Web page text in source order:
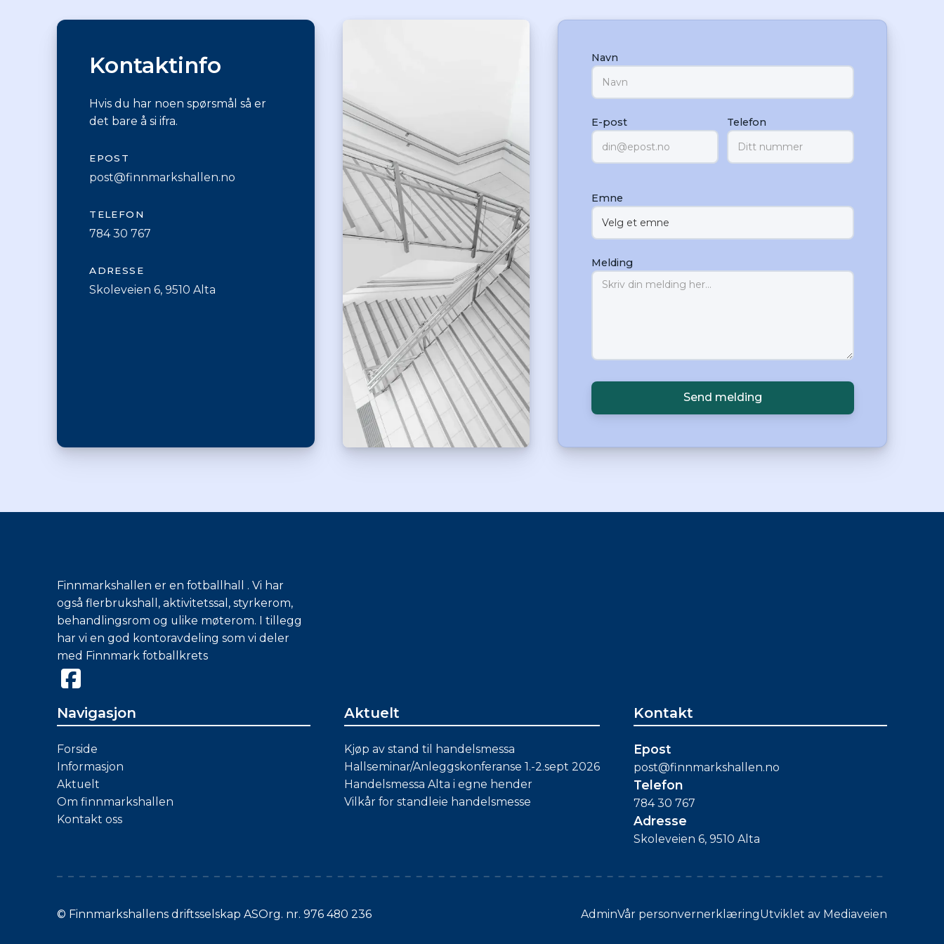
Kontaktinfo
Hvis du har noen spørsmål så er
det bare å si ifra.
EPOST
post@finnmarkshallen.no
TELEFON
784 30 767
ADRESSE
Skoleveien 6, 9510 Alta
Navn
E-post Telefon
Emne
Melding
Finnmarkshallen er en fotballhall . Vi har
også flerbrukshall, aktivitetssal, styrkerom,
behandlingsrom og ulike møterom. I tillegg
har vi en god kontoravdeling som vi deler
med Finnmark fotballkrets
Navigasjon
Forside
Informasjon
Aktuelt
Om finnmarkshallen
Kontakt oss
Aktuelt
Kjøp av stand til handelsmessa
Hallseminar/Anleggskonferanse 1.-2.sept 2026
Handelsmessa Alta i egne hender
Vilkår for standleie handelsmesse
Kontakt
Epost
post@finnmarkshallen.no
Telefon
784 30 767
Adresse
Skoleveien 6, 9510 Alta
© Finnmarkshallens driftsselskap ASOrg. nr. 976 480 236 AdminVår personvernerklæringUtviklet av Mediaveien